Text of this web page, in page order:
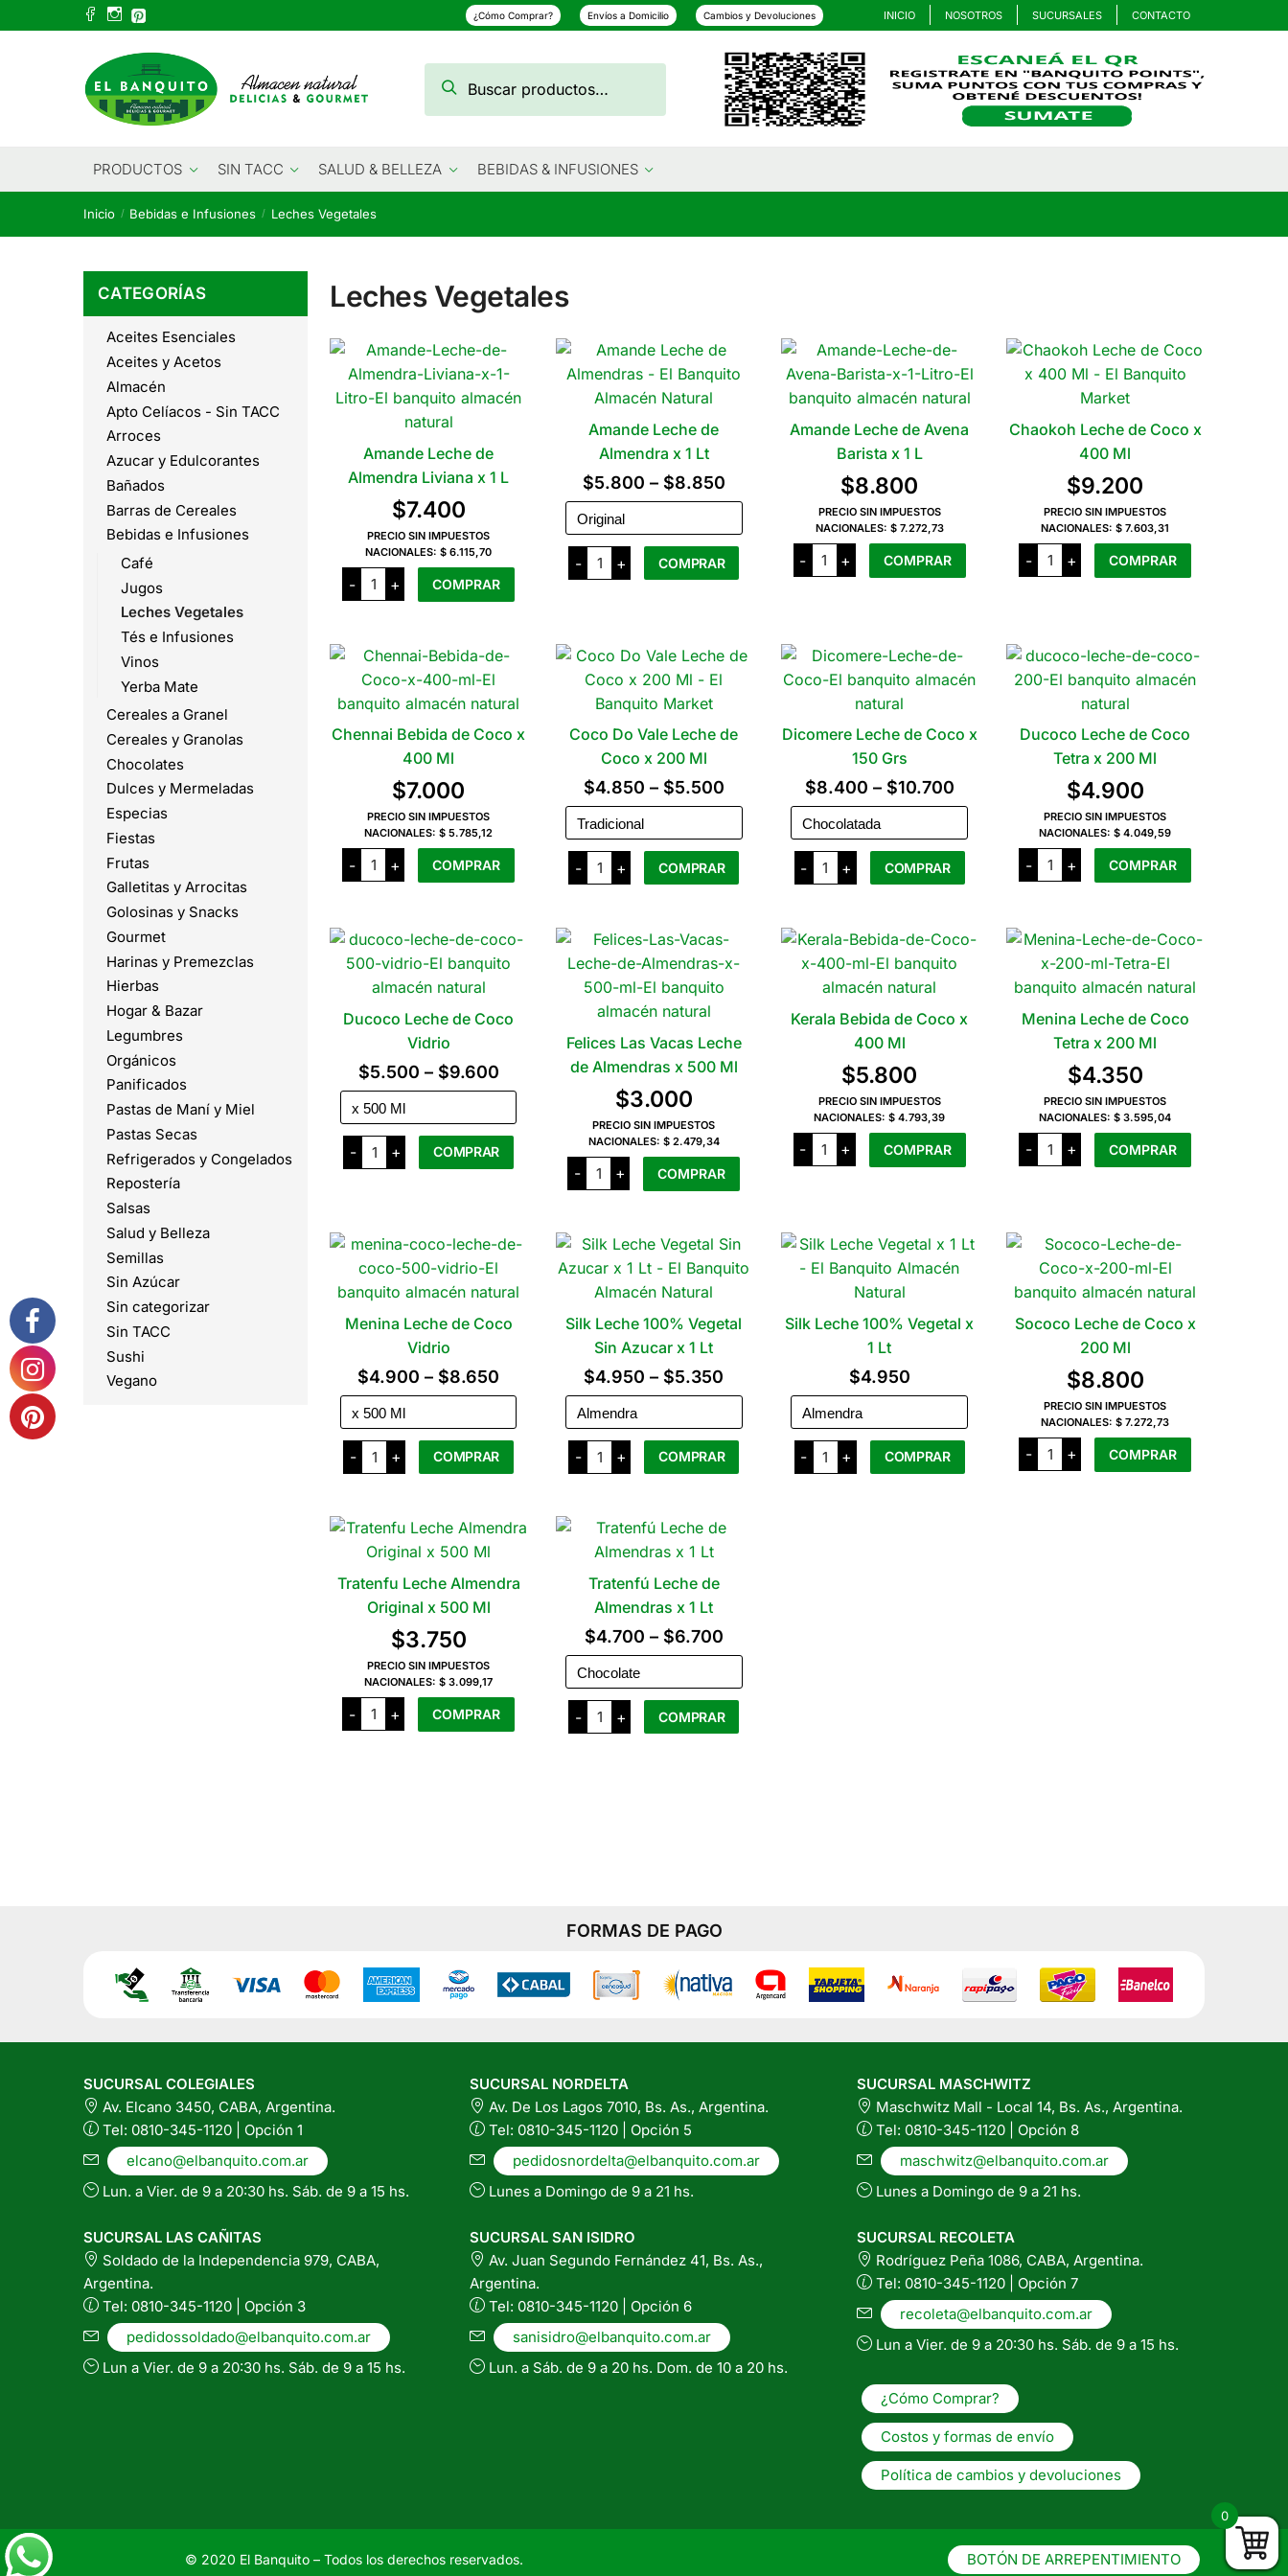
to
to
¿Cómo Comprar? Envíos a Domicilio Cambios y Devoluciones INICIO NOSOTROS SUCURSALES CONTACTO
por:
Buscar
PRODUCTOS SIN TACC SALUD & BELLEZA BEBIDAS & INFUSIONES
Inicio / Bebidas e Infusiones / Leches Vegetales
Leches Vegetales
Amande Leche de
Almendra Liviana x 1 L
$7.400
PRECIO SIN IMPUESTOS
NACIONALES:$ 6.115,70
-
Amande
Leche
de
x
1
L
cantidad
+ COMPRAR
Amande Leche de
Almendra x 1 Lt
$5.800 – $8.850Rango
de
precios:
desde
$8.850
-
Amande
Leche
de
cantidad
+ COMPRAR
varias
variantes.
Las
opciones
se
pueden
elegir
la
página
Amande Leche de Avena
Barista x 1 L
$8.800
PRECIO SIN IMPUESTOS
NACIONALES: $ 7.272,73
-
Amande
Leche
de
L
cantidad
+ COMPRAR
Chaokoh Leche de Coco x
400 Ml
$9.200
PRECIO SIN IMPUESTOS
NACIONALES:$ 7.603,31
-
Chaokoh
Leche
de
cantidad
+ COMPRAR
Chennai Bebida de Coco x
400 Ml
$7.000
PRECIO SIN IMPUESTOS
NACIONALES:$ 5.785,12
-
Chennai
Bebida
de
Ml
cantidad
+ COMPRAR
Coco Do Vale Leche de
Coco x 200 Ml
$4.850 – $5.500Rango
de
precios:
desde
-
Coco
Do
Vale
Coco
x
200
Ml
cantidad
+ COMPRAR
tiene
varias
variantes.
Las
opciones
se
elegir
en
la
página
Dicomere Leche de Coco x
150 Grs
$8.400 – $10.700Rango
de
precios:
-
Dicomere
Leche
de
150
Grs
cantidad
+ COMPRAR
tiene
varias
variantes.
Las
opciones
se
pueden
elegir
en
la
Ducoco Leche de Coco
Tetra x 200 Ml
$4.900
PRECIO SIN IMPUESTOS
NACIONALES:$ 4.049,59
-
Ducoco
Leche
de
200
cantidad
+ COMPRAR
Ducoco Leche de Coco
Vidrio
$5.500 – $9.600Rango
de
precios:
desde
$9.600
-
Ducoco
Leche
de
+ COMPRAR
varias
variantes.
Las
opciones
se
pueden
elegir
la
página
Felices Las Vacas Leche
de Almendras x 500 Ml
$3.000
PRECIO SIN IMPUESTOS
NACIONALES: $ 2.479,34
-
Felices
Las
Vacas
Almendras
x
500
Ml
cantidad
+ COMPRAR
Kerala Bebida de Coco x
400 Ml
$5.800
PRECIO SIN IMPUESTOS
NACIONALES:$ 4.793,39
-
Kerala
Bebida
de
cantidad
+ COMPRAR
Menina Leche de Coco
Tetra x 200 Ml
$4.350
PRECIO SIN IMPUESTOS
NACIONALES:$ 3.595,04
-
Menina
Leche
de
Ml
cantidad
+ COMPRAR
Menina Leche de Coco
Vidrio
$4.900 – $8.650
de
precios:
desde
-
Menina
Leche
de
cantidad
+ COMPRAR
tiene
varias
variantes.
Las
opciones
se
pueden
elegir
en
Silk Leche 100% Vegetal
Sin Azucar x 1 Lt
$4.950 – $5.350
de
precios:
desde
-
Silk
Leche
100%
Azucar
Lt
cantidad
+ COMPRAR
tiene
varias
variantes.
Las
opciones
se
elegir
en
Silk Leche 100% Vegetal x
1 Lt
$4.950
-
Silk
Leche
100%
+ COMPRAR
Sococo Leche de Coco x
200 Ml
$8.800
PRECIO SIN IMPUESTOS
NACIONALES:$ 7.272,73
-
Sococo
Leche
de
+ COMPRAR
Tratenfu Leche Almendra
Original x 500 Ml
$3.750
PRECIO SIN IMPUESTOS
NACIONALES:$ 3.099,17
-
Tratenfu
Leche
Almendra
+ COMPRAR
Tratenfú Leche de
Almendras x 1 Lt
$4.700 – $6.700Rango
de
precios:
desde
-
Tratenfú
Leche
de
+ COMPRAR
pueden
en
CATEGORÍAS
Aceites Esenciales
Aceites y Acetos
Almacén
Apto Celíacos - Sin TACC
Arroces
Azucar y Edulcorantes
Bañados
Barras de Cereales
Bebidas e Infusiones
Café
Jugos
Leches Vegetales
Tés e Infusiones
Vinos
Yerba Mate
Cereales a Granel
Cereales y Granolas
Chocolates
Dulces y Mermeladas
Especias
Fiestas
Frutas
Galletitas y Arrocitas
Golosinas y Snacks
Gourmet
Harinas y Premezclas
Hierbas
Hogar & Bazar
Legumbres
Orgánicos
Panificados
Pastas de Maní y Miel
Pastas Secas
Refrigerados y Congelados
Repostería
Salsas
Salud y Belleza
Semillas
Sin Azúcar
Sin categorizar
Sin TACC
Sushi
Vegano
FORMAS DE PAGO
SUCURSAL COLEGIALES
Av. Elcano 3450, CABA, Argentina.
Tel: 0810-345-1120 | Opción 1
elcano@elbanquito.com.ar
Lun. a Vier. de 9 a 20:30 hs. Sáb. de 9 a 15 hs.
SUCURSAL LAS CAÑITAS
Soldado de la Independencia 979, CABA,
Argentina.
Tel: 0810-345-1120 | Opción 3
pedidossoldado@elbanquito.com.ar
Lun a Vier. de 9 a 20:30 hs. Sáb. de 9 a 15 hs.
SUCURSAL NORDELTA
Av. De Los Lagos 7010, Bs. As., Argentina.
Tel: 0810-345-1120 | Opción 5
pedidosnordelta@elbanquito.com.ar
Lunes a Domingo de 9 a 21 hs.
SUCURSAL SAN ISIDRO
Av. Juan Segundo Fernández 41, Bs. As.,
Argentina.
Tel: 0810-345-1120 | Opción 6
sanisidro@elbanquito.com.ar
Lun. a Sáb. de 9 a 20 hs. Dom. de 10 a 20 hs.
SUCURSAL MASCHWITZ
Maschwitz Mall - Local 14, Bs. As., Argentina.
Tel: 0810-345-1120 | Opción 8
maschwitz@elbanquito.com.ar
Lunes a Domingo de 9 a 21 hs.
SUCURSAL RECOLETA
Rodríguez Peña 1086, CABA, Argentina.
Tel: 0810-345-1120 | Opción 7
recoleta@elbanquito.com.ar
Lun a Vier. de 9 a 20:30 hs. Sáb. de 9 a 15 hs.
¿Cómo Comprar?
Costos y formas de envío
Política de cambios y devoluciones
© 2020 El Banquito – Todos los derechos reservados. BOTÓN DE ARREPENTIMIENTO
0